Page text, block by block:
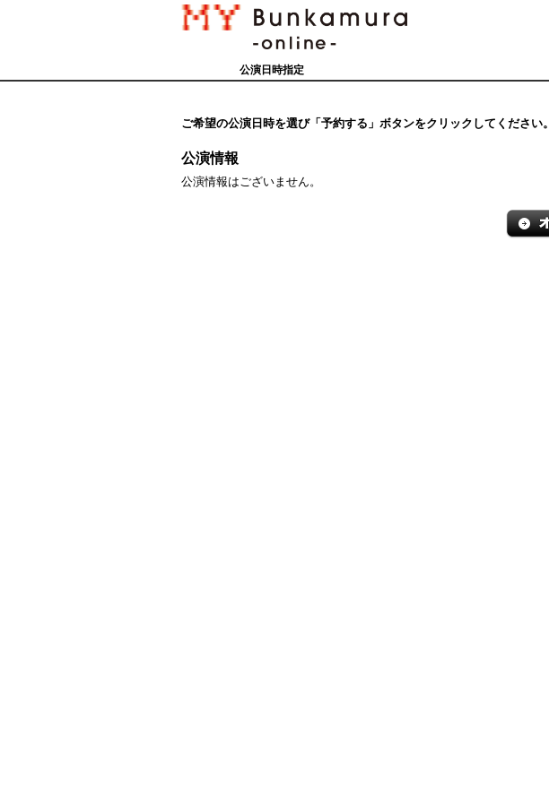
公演日時指定
ご希望の公演日時を選び「予約する」ボタンをクリックしてください。
公演情報
公演情報はございません。